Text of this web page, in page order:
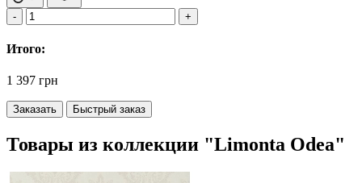
Итого:
1 397 грн
Заказать Быстрый заказ
Товары из коллекции "Limonta Odea"